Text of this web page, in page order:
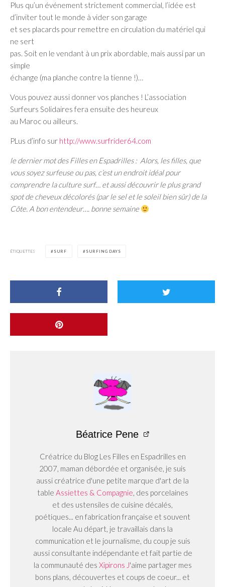
Plus qu’un événement strictement commercial, l’idée est
d’inviter tout le monde à vider son garage
et ses placards pour remettre en circulation du matériel qui
ne sert
pas. Soit en le vendant à un prix abordable, mais aussi par un
simple
échange (ma planche contre la tienne !)…
Vous pouvez aussi donner vos planches ! L’association
Surfeurs Solidaires fera ensuite des heureux
au Maroc ou ailleurs.
PLus d’info sur http://www.surfrider64.com
le dernier mot des Filles en Espadrilles : Alors, les filles, que
vous soyez surfeuse ou pas, c’est un endroit idéal pour
comprendre la culture surf… et aussi découvrir le plus grand
spot de cheveux décolorés (par le sel et le soleil bien sûr) de la
Côte. A bon entendeur…. bonne semaine
ÉTIQUETTES SURF SURFING DAYS
Béatrice Pene
Créatrice du Blog Les Filles en Espadrilles en
2007, maman débordée et organisée, je suis
aussi créatrice d'une petite marque d'art de la
table Assiettes & Compagnie, des porcelaines
et des ustensiles de cuisine décalés,
poétiques... en fabrication française et souvent
locale Au départ, je travaillais dans la
communication et le journalisme, du coup je suis
aussi consultante indépendante et fait partie de
la communauté des Xipirons J'aime partager mes
bons plans, découvertes et coups de coeur... et